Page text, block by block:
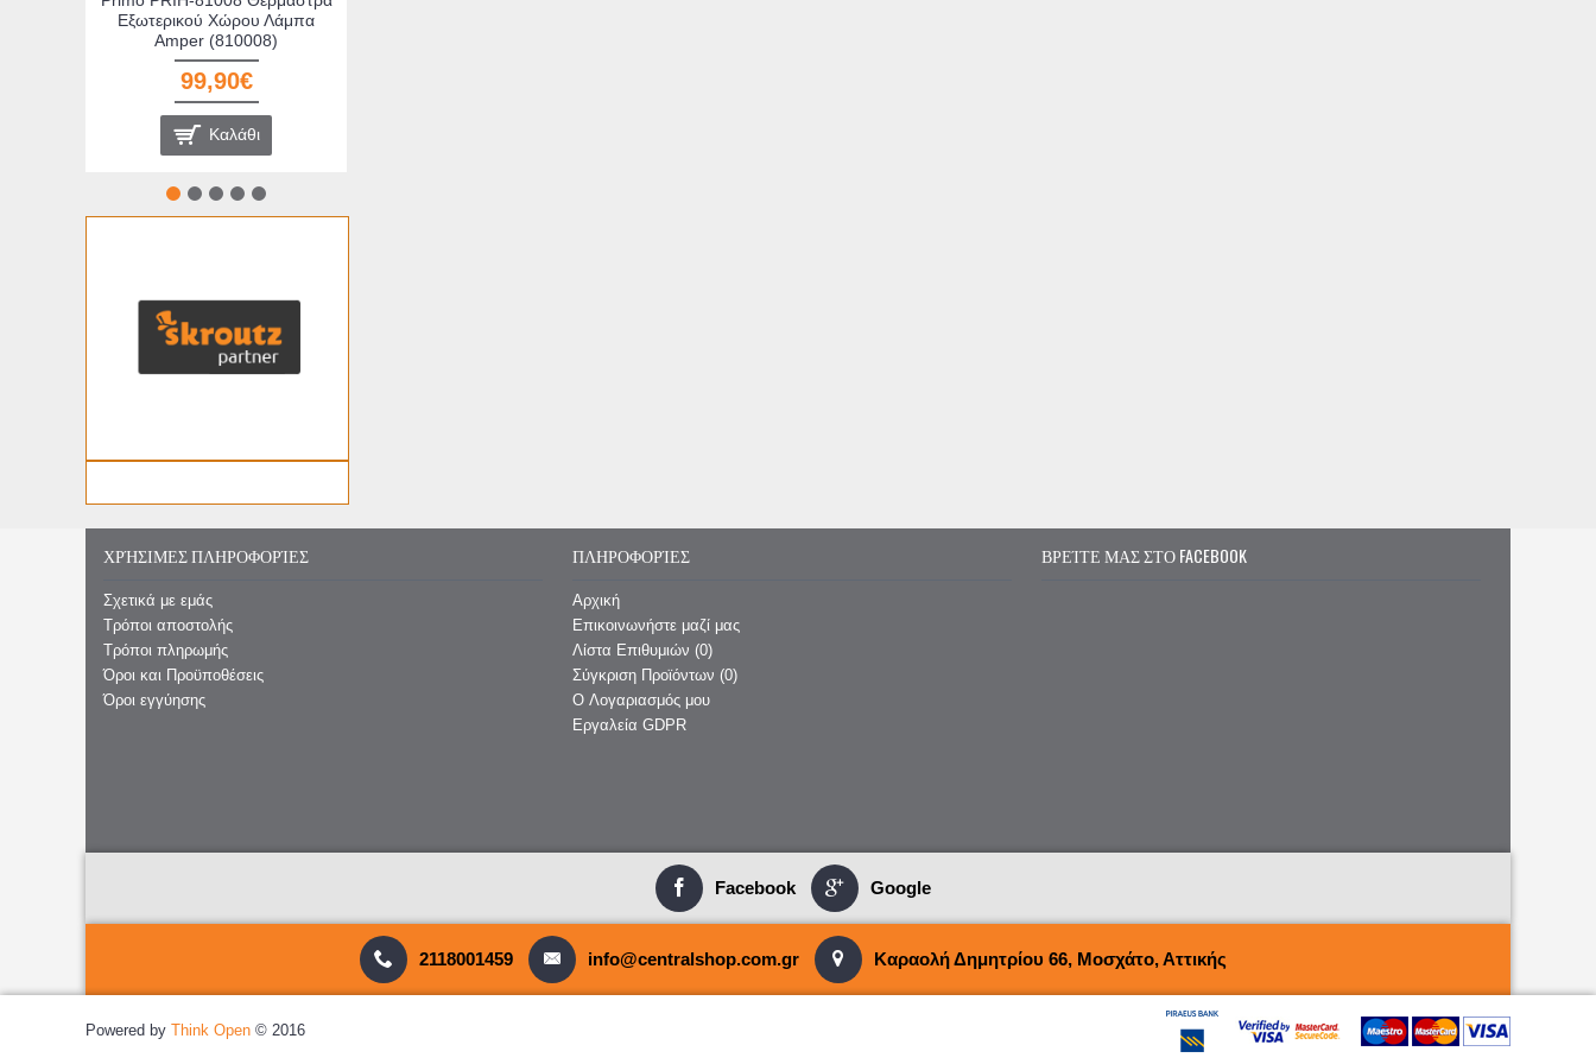
Εξωτερικού Χώρου Λάμπα
Amper (810008)
99,90€
Καλάθι
ΧΡΉΣΙΜΕΣ ΠΛΗΡΟΦΟΡΊΕΣ
Σχετικά με εμάς
Τρόποι αποστολής
Τρόποι πληρωμής
Όροι και Προϋποθέσεις
Όροι εγγύησης
ΠΛΗΡΟΦΟΡΊΕΣ
Αρχική
Επικοινωνήστε μαζί μας
Λίστα Επιθυμιών (0)
Σύγκριση Προϊόντων (0)
O Λογαριασμός μου
Εργαλεία GDPR
ΒΡΕΊΤΕ ΜΑΣ ΣΤΟ FACEBOOK
Facebook Google
2118001459 info@centralshop.com.gr Καραολή Δημητρίου 66, Μοσχάτο, Αττικής
Powered by Think Open © 2016